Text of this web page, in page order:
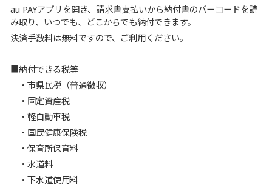
au PAYアプリを開き、請求書支払いから納付書のバーコードを読
み取り、いつでも、どこからでも納付できます。
決済手数料は無料ですので、ご利用ください。
■納付できる税等
・市県民税（普通徴収）
・固定資産税
・軽自動車税
・国民健康保険税
・保育所保育料
・水道料
・下水道使用料